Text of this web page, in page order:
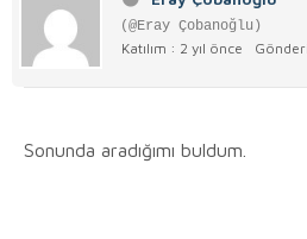
(@Eray Çobanoğlu)
Katılım : 2 yıl önce
Sonunda aradığımı buldum.